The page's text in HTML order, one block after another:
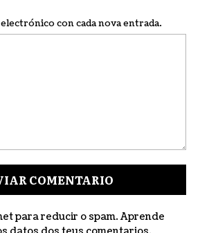
con cada nova entrada.
para reducir o spam. Aprende